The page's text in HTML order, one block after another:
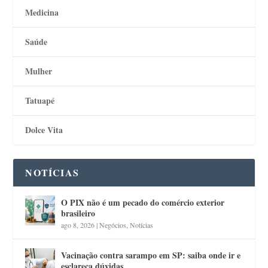
Medicina
Saúde
Mulher
Tatuapé
Dolce Vita
NOTÍCIAS
O PIX não é um pecado do comércio exterior
brasileiro
ago 8, 2026|Negócios ,Notícias
Vacinação contra sarampo em SP: saiba onde ir e